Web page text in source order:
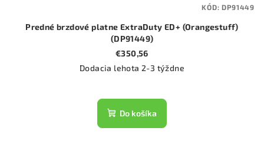
Predné brzdové platne ExtraDuty ED+ (Orangestuff)
(DP91449)
€350,56
Dodacia lehota 2-3 týždne
Do košíka
KÓD:DP91449